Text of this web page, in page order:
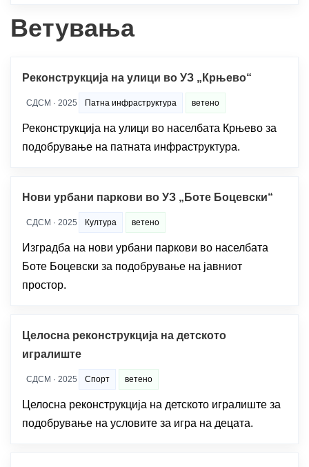
Ветувања
Реконструкција на улици во УЗ „Крњево“
СДСМ · 2025 Патна инфраструктура ветено
Реконструкција на улици во населбата Крњево за
подобрување на патната инфраструктура.
Нови урбани паркови во УЗ „Боте Боцевски“
СДСМ · 2025 Култура ветено
Изградба на нови урбани паркови во населбата
Боте Боцевски за подобрување на јавниот
простор.
Целосна реконструкција на детското
игралиште
СДСМ · 2025 Спорт ветено
Целосна реконструкција на детското игралиште за
подобрување на условите за игра на децата.